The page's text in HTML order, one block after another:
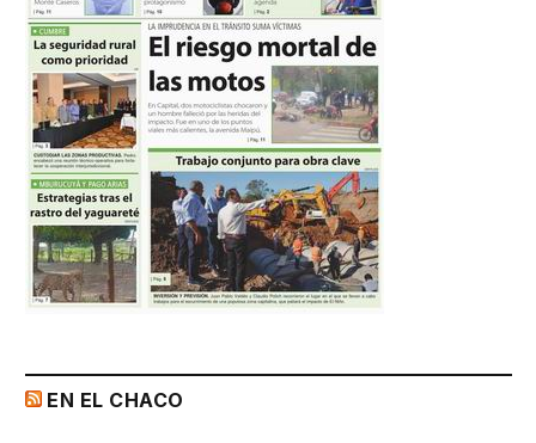
EN EL CHACO